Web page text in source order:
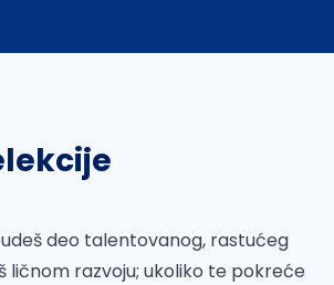
deo talentovanog, rastućeg
ličnom razvoju; ukoliko te pokreće